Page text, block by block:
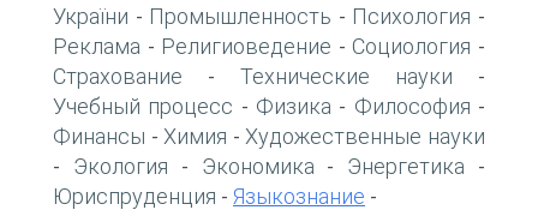
України - Промышленность - Психология -
Реклама - Религиоведение - Социология -
Страхование - Технические науки -
Учебный процесс - Физика - Философия -
Финансы - Химия - Художественные науки
- Экология - Экономика - Энергетика -
Юриспруденция - Языкознание -